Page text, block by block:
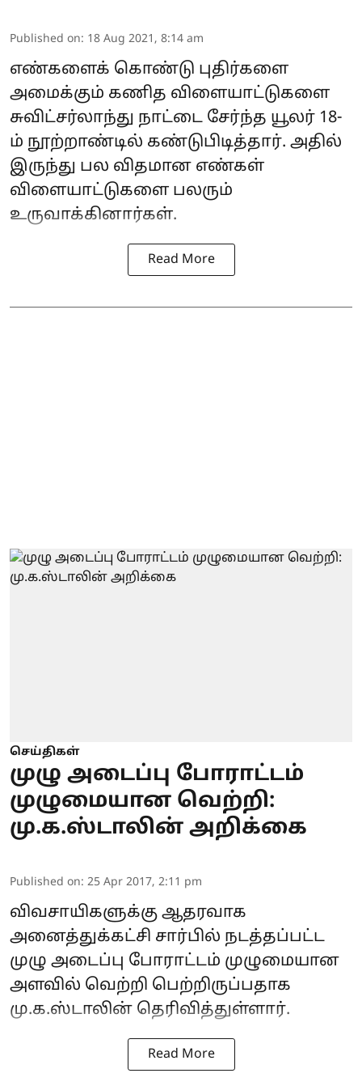
Published on: 18 Aug 2021, 8:14 am
எண்களைக் கொண்டு புதிர்களை
அமைக்கும் கணித விளையாட்டுகளை
சுவிட்சர்லாந்து நாட்டை சேர்ந்த யூலர் 18-
ம் நூற்றாண்டில் கண்டுபிடித்தார். அதில்
இருந்து பல விதமான எண்கள்
விளையாட்டுகளை பலரும்
உருவாக்கினார்கள்.
Read More
செய்திகள்
முழு அடைப்பு போராட்டம்
முழுமையான வெற்றி:
மு.க.ஸ்டாலின் அறிக்கை
Published on: 25 Apr 2017, 2:11 pm
விவசாயிகளுக்கு ஆதரவாக
அனைத்துக்கட்சி சார்பில் நடத்தப்பட்ட
முழு அடைப்பு போராட்டம் முழுமையான
அளவில் வெற்றி பெற்றிருப்பதாக
மு.க.ஸ்டாலின் தெரிவித்துள்ளார்.
Read More